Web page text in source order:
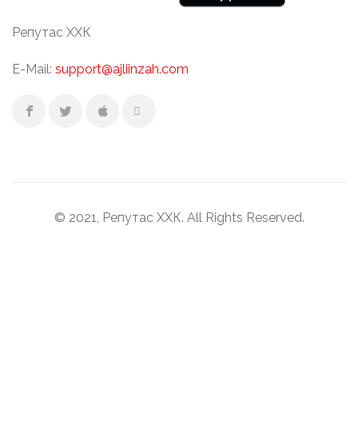
Репутас ХХК
E-Mail: support@ajliinzah.com
© 2021, Репутас ХХК. All Rights Reserved.